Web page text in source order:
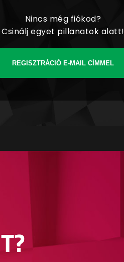
Nincs még fiókod?
Csinálj egyet pillanatok alatt!
REGISZTRÁCIÓ E-MAIL CÍMMEL